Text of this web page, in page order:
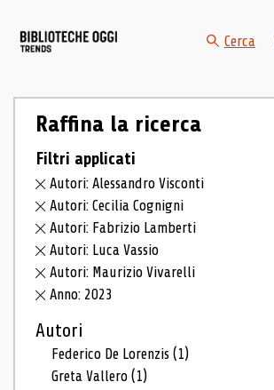
Cerca
Raffina la ricerca
Filtri applicati
Autori: Alessandro Visconti
Autori: Cecilia Cognigni
Autori: Fabrizio Lamberti
Autori: Luca Vassio
Autori: Maurizio Vivarelli
Anno: 2023
Autori
Federico De Lorenzis(1)
Greta Vallero(1)